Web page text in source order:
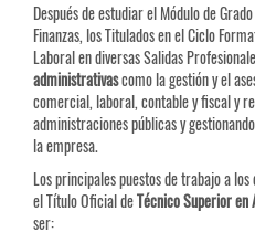
Después de estudiar el Módulo de
Finanzas, los Titulados en el Ciclo
Laboral en diversas Salidas
administrativascomo la gestión y el
comercial, laboral, contable y fiscal y
administraciones públicas y
la empresa.
Los principales puestos de trabajo a
el Título Oficial deTécnico Superior en
ser: